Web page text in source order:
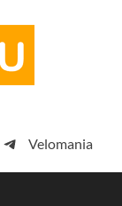
просто
Velomania